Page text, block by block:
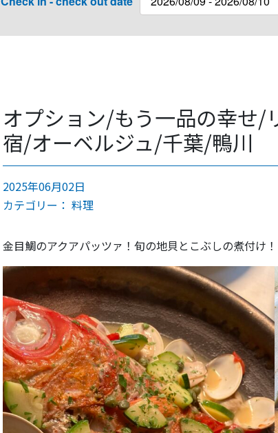
オプション/もう一品の幸せ/
宿/オーベルジュ/千葉/鴨川
2025年06月02日
カテゴリー： 料理
金目鯛のアクアパッツァ！旬の地貝とこぶしの煮付け！